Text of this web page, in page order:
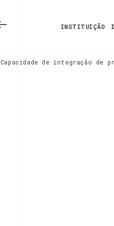
INSTITUIÇÃO
Capacidade de integração de